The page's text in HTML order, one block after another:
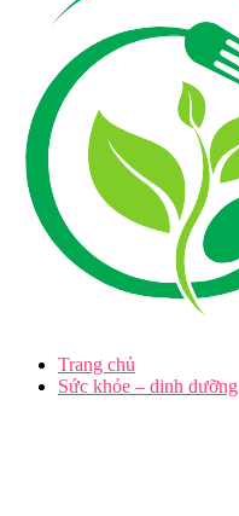
Trang chủ
Sức khỏe – dinh dưỡng